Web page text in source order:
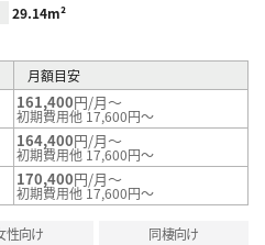
29.14m²
月額目安
161,400円/月～
初期費用他 17,600円～
164,400円/月～
初期費用他 17,600円～
170,400円/月～
初期費用他 17,600円～
性向け
同棲向け